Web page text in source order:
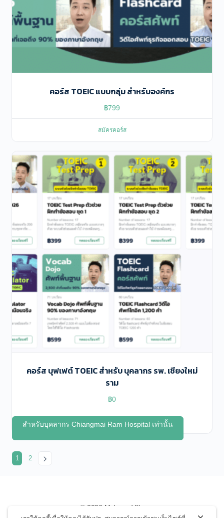
คอร์ส TOEIC แบบกลุ่ม สำหรับองค์กร
฿799
สมัครคอร์ส
คอร์ส บุฟเฟต์ TOEIC สำหรับ บุคลากร รพ. เชียงใหม่
ราม
฿0
สำหรับบุคลากร Chiangmai Ram Hospital เท่านั้น
1 2
© 2026 MyLearnVille